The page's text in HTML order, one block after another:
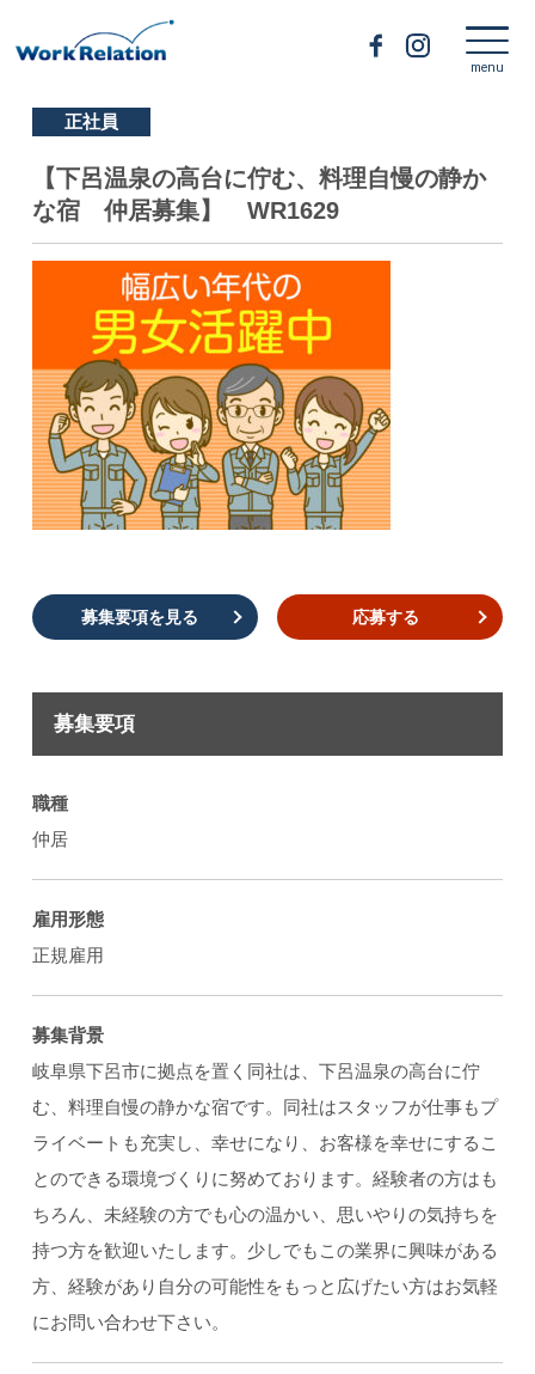
正社員
【下呂温泉の高台に佇む、料理自慢の静か
な宿 仲居募集】 WR1629
募集要項を見る 応募する
募集要項
職種
仲居
雇用形態
正規雇用
募集背景
岐阜県下呂市に拠点を置く同社は、下呂温泉の高台に佇
む、料理自慢の静かな宿です。同社はスタッフが仕事もプ
ライベートも充実し、幸せになり、お客様を幸せにするこ
とのできる環境づくりに努めております。経験者の方はも
ちろん、未経験の方でも心の温かい、思いやりの気持ちを
持つ方を歓迎いたします。少しでもこの業界に興味がある
方、経験があり自分の可能性をもっと広げたい方はお気軽
にお問い合わせ下さい。